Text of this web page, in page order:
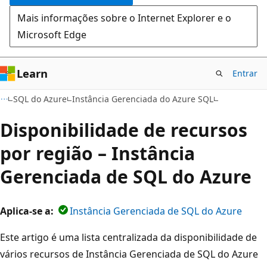
Mais informações sobre o Internet Explorer e o
Microsoft Edge
Learn Entrar
SQL do Azure Instância Gerenciada do Azure SQL
Disponibilidade de recursos
por região – Instância
Gerenciada de SQL do Azure
Aplica-se a:
Instância Gerenciada de SQL do Azure
Este artigo é uma lista centralizada da disponibilidade de
vários recursos de Instância Gerenciada de SQL do Azure